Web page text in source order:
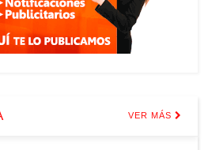
VER MÁS